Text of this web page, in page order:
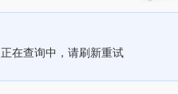
正在查询中，请刷新重试